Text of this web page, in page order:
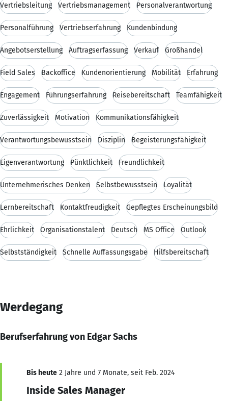
Vertriebsleitung Vertriebsmanagement Personalverantwortung
Personalführung Vertriebserfahrung Kundenbindung
Angebotserstellung Auftragserfassung Verkauf Großhandel
Field Sales Backoffice Kundenorientierung Mobilität Erfahrung
Engagement Führungserfahrung Reisebereitschaft Teamfähigkeit
Zuverlässigkeit Motivation Kommunikationsfähigkeit
Verantwortungsbewusstsein Disziplin Begeisterungsfähigkeit
Eigenverantwortung Pünktlichkeit Freundlichkeit
Unternehmerisches Denken Selbstbewusstsein Loyalität
Lernbereitschaft Kontaktfreudigkeit Gepflegtes Erscheinungsbild
Ehrlichkeit Organisationstalent Deutsch MS Office Outlook
Selbstständigkeit Schnelle Auffassungsgabe Hilfsbereitschaft
Werdegang
Berufserfahrung von Edgar Sachs
Bis heute 2 Jahre und 7 Monate, seit Feb. 2024
Inside Sales Manager